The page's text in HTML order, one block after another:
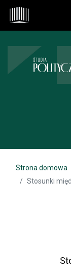
Przejdź do
Przejdź do sekcji
Przejdź do stopki
Main
Strona domowa
Stosunki